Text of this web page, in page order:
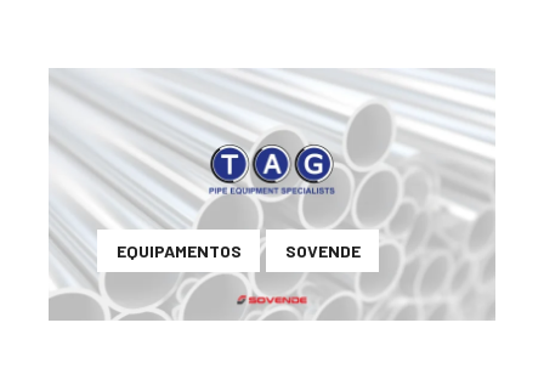
EQUIPAMENTOS SOVENDE